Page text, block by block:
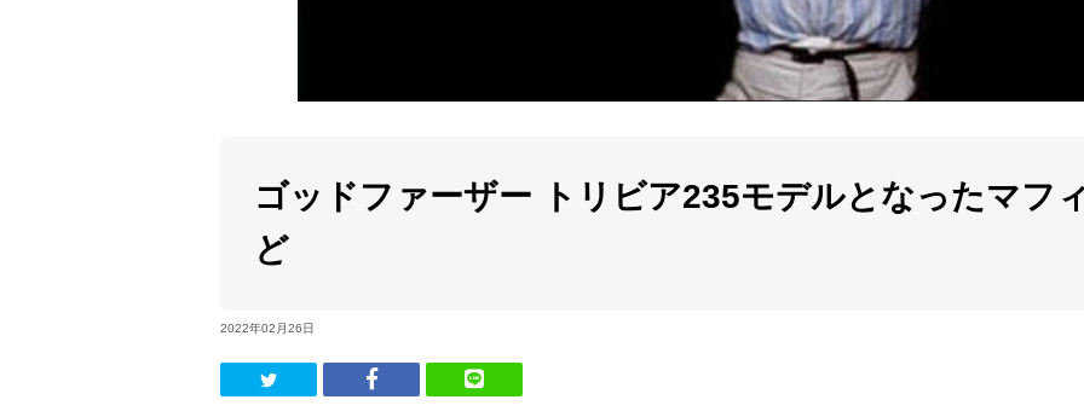
ゴッドファーザー トリビア235モデルとなったマフ
ど
2022年02月26日